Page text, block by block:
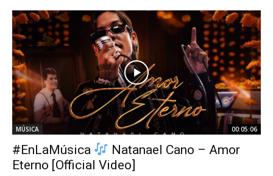
MÚSICA 00:05:06
#EnLaMúsica
Natanael Cano – Amor
Eterno [Official Video]